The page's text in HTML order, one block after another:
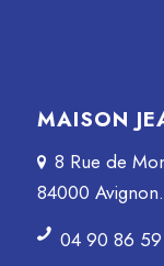
MAISON
8 Rue de
84000 Avignon.
04 90 86